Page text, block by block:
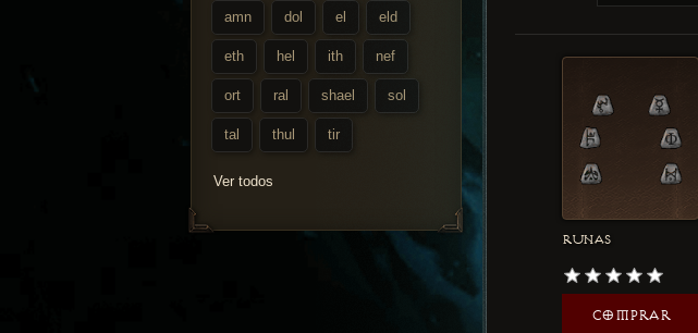
amn dol el eld
eth hel ith nef
ort ral shael sol
tal thul tir
Ver todos
RUNAS
COMPRAR